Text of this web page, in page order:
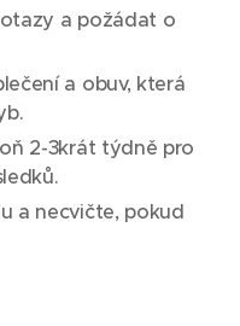
a požádat o
a obuv, která
2-3krát týdně pro
a necvičte, pokud